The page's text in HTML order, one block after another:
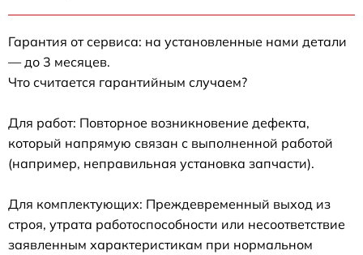
Гарантия от сервиса: на установленные нами детали
— до 3 месяцев.
Что считается гарантийным случаем?
Для работ: Повторное возникновение дефекта,
который напрямую связан с выполненной работой
(например, неправильная установка запчасти).
Для комплектующих: Преждевременный выход из
строя, утрата работоспособности или несоответствие
заявленным характеристикам при нормальном